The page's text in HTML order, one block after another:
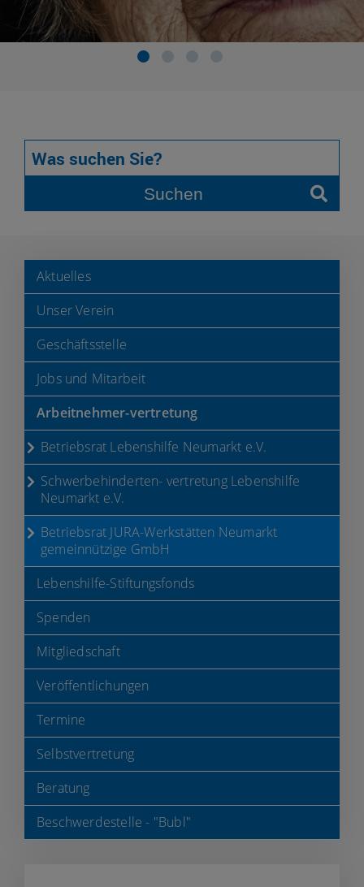
Suchen
Aktuelles
Unser Verein
Geschäftsstelle
Jobs und Mitarbeit
Arbeitnehmer-vertretung
Betriebsrat Lebenshilfe Neumarkt e.V.
Schwerbehinderten- vertretung Lebenshilfe
Neumarkt e.V.
Betriebsrat JURA-Werkstätten Neumarkt
gemeinnützige GmbH
Lebenshilfe-Stiftungsfonds
Spenden
Mitgliedschaft
Veröffentlichungen
Termine
Selbstvertretung
Beratung
Beschwerdestelle - "Bubl"